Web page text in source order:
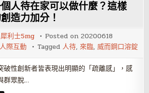
人待在家可以做什麼？這樣
造力加分！
犀利士5mg Posted on20200618
人際互動 Tagged人待,來臨,威而鋼口溶錠
破性創新者皆表現出明顯的「疏離感」，感
群眾脫…